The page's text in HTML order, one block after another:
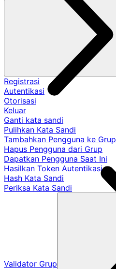
Registrasi
Autentikasi
Otorisasi
Keluar
Ganti kata sandi
Pulihkan Kata Sandi
Tambahkan Pengguna ke Grup
Hapus Pengguna dari Grup
Dapatkan Pengguna Saat Ini
Hasilkan Token Autentikasi
Hash Kata Sandi
Periksa Kata Sandi
Validator Grup